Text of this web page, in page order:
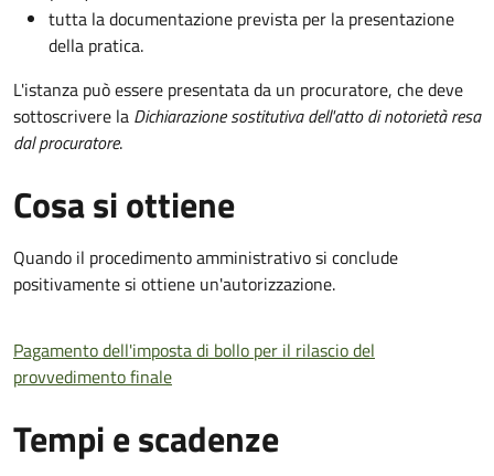
tutta la documentazione prevista per la presentazione
della pratica.
L'istanza può essere presentata da un procuratore, che deve
sottoscrivere la Dichiarazione sostitutiva dell'atto di notorietà resa
dal procuratore.
Cosa si ottiene
Quando il procedimento amministrativo si conclude
positivamente si ottiene un'autorizzazione.
Pagamento dell'imposta di bollo per il rilascio del
provvedimento finale
Tempi e scadenze